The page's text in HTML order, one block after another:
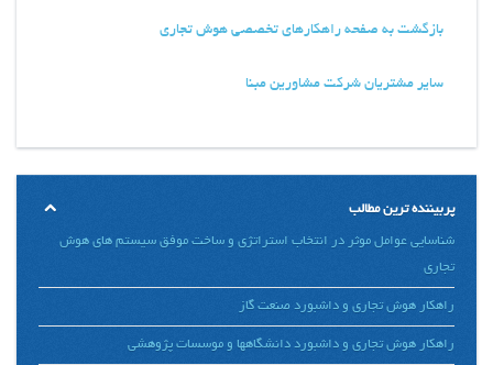
بازگشت به صفحه راهکارهای تخصصی هوش تجاری
سایر مشتریان شرکت مشاورین مبنا
پربیننده ترین مطالب
شناسایی عوامل موثر در انتخاب استراتژی و ساخت موفق سیستم های هوش
تجاری
راهکار هوش تجاری و داشبورد صنعت گاز
راهکار هوش تجاری و داشبورد دانشگاهها و موسسات پژوهشی